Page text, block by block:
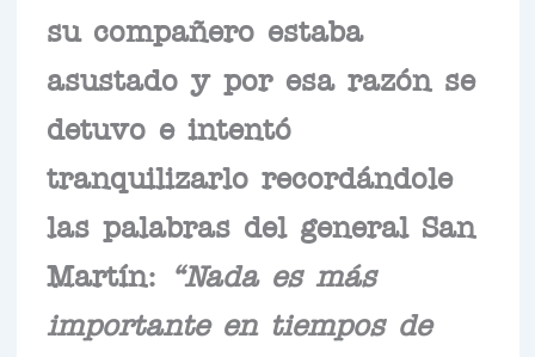
su compañero estaba
asustado y por esa razón se
detuvo e intentó
tranquilizarlo recordándole
las palabras del general San
Martín: “Nada es más
importante en tiempos de